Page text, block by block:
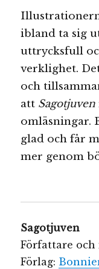
ibland ta sig
uttrycksfull
verklighet.
och
att Sagotjuven
omläsningar.
glad och får
mer genom
Sagotjuven
Författare
Förlag: